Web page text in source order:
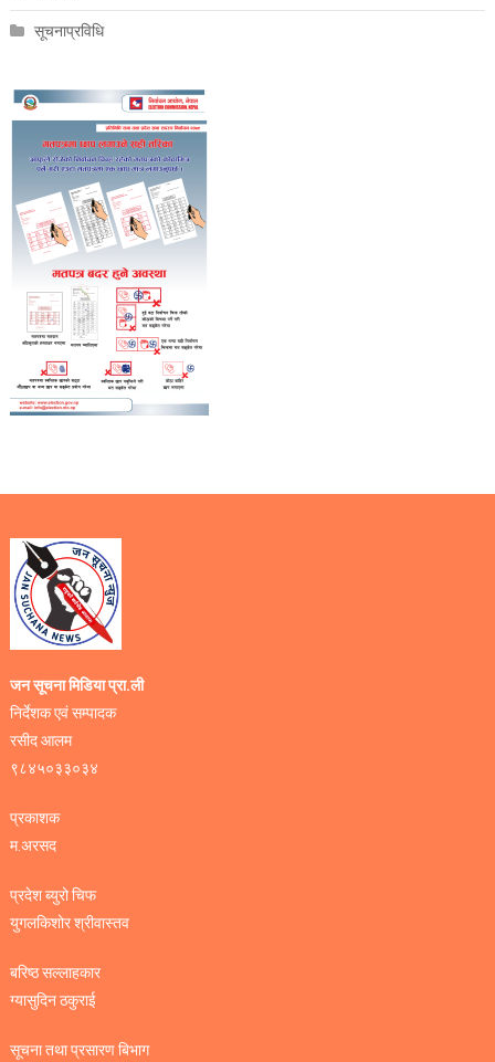
सूचनाप्रविधि
जन सूचना मिडिया प्रा.ली
निर्देशक एवं सम्पादक
रसीद आलम
९८४५०३३०३४
प्रकाशक
म.अरसद
प्रदेश ब्युरो चिफ
युगलकिशोर श्रीवास्तव
बरिष्ठ सल्लाहकार
ग्यासुदिन ठकुराई
सूचना तथा प्रसारण बिभाग